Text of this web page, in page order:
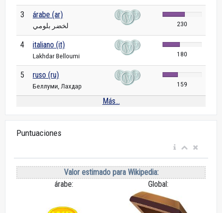
3 árabe (ar)
لخضر بلومي 230
4 italiano (it)
Lakhdar Belloumi 180
5 ruso (ru)
Беллуми, Лахдар 159
Más...
Puntuaciones
Valor estimado para Wikipedia:
árabe:
Global: